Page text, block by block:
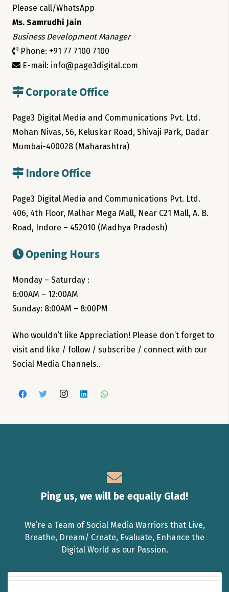
Please call/WhatsApp
Ms. Samrudhi Jain
Business Development Manager
Phone: +91 77 7100 7100
E-mail: info@page3digital.com
Corporate Office
Page3 Digital Media and Communications Pvt. Ltd.
Mohan Nivas, 56, Keluskar Road, Shivaji Park, Dadar
Mumbai-400028 (Maharashtra)
Indore Office
Page3 Digital Media and Communications Pvt. Ltd.
406, 4th Floor, Malhar Mega Mall, Near C21 Mall, A. B.
Road, Indore – 452010 (Madhya Pradesh)
Opening Hours
Monday – Saturday :
6:00AM – 12:00AM
Sunday: 8:00AM – 8:00PM
Who wouldn’t like Appreciation! Please don’t forget to
visit and like / follow / subscribe / connect with our
Social Media Channels..
Ping us, we will be equally Glad!
We’re a Team of Social Media Warriors that Live,
Breathe, Dream/ Create, Evaluate, Enhance the
Digital World as our Passion.